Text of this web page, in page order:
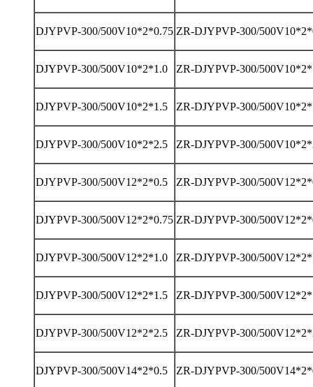
DJYPVP-300/500V10*2*0.75 ZR-DJYPVP-300/
DJYPVP-300/500V10*2*1.0 ZR-DJYPVP-300/
DJYPVP-300/500V10*2*1.5 ZR-DJYPVP-300/
DJYPVP-300/500V10*2*2.5 ZR-DJYPVP-300/
DJYPVP-300/500V12*2*0.5 ZR-DJYPVP-300/
DJYPVP-300/500V12*2*0.75 ZR-DJYPVP-300/
DJYPVP-300/500V12*2*1.0 ZR-DJYPVP-300/
DJYPVP-300/500V12*2*1.5 ZR-DJYPVP-300/
DJYPVP-300/500V12*2*2.5 ZR-DJYPVP-300/
DJYPVP-300/500V14*2*0.5 ZR-DJYPVP-300/